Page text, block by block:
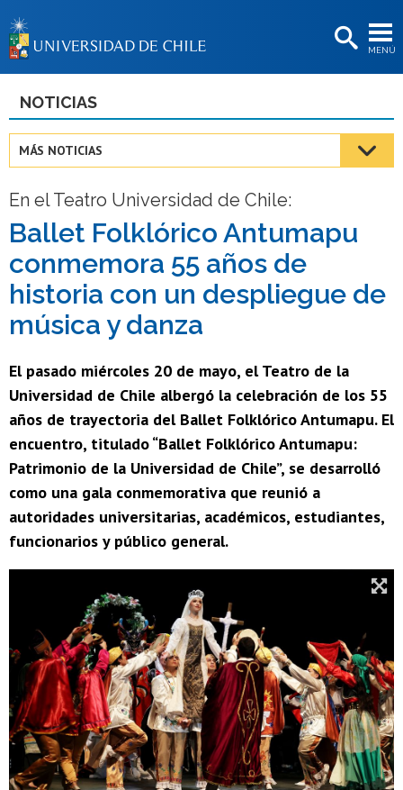
MENÚ
BIBLIOTECAS
Estudiantes
Académicas/os
Funcionarias/os
Egresadas/os
NOTICIAS
MÁS NOTICIAS
En el Teatro Universidad de Chile:
Ballet Folklórico Antumapu
conmemora 55 años de
historia con un despliegue de
música y danza
El pasado miércoles 20 de mayo, el Teatro de la
Universidad de Chile albergó la celebración de los 55
años de trayectoria del Ballet Folklórico Antumapu. El
encuentro, titulado “Ballet Folklórico Antumapu:
Patrimonio de la Universidad de Chile”, se desarrolló
como una gala conmemorativa que reunió a
autoridades universitarias, académicos, estudiantes,
funcionarios y público general.